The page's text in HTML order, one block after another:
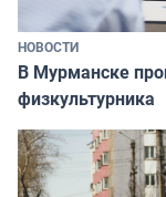
НОВОСТИ
В Мурманске
физкультурника